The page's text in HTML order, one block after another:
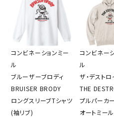
コンビネーションミー
ル
ブルーザーブロディ
BRUISER BRODY
ロングスリーブTシャツ
(袖リブ)
コンビネー
ル
ザ・デスト
THE
プルパーカー
オートミール